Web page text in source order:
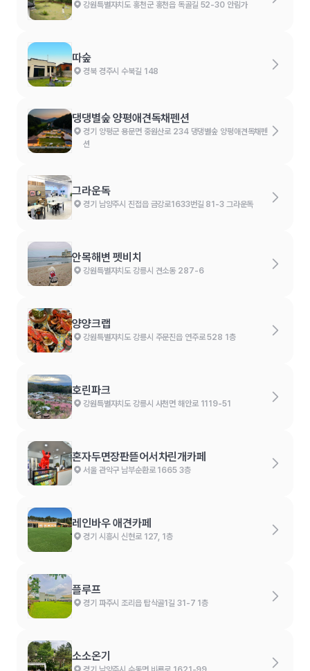
강원특별자치도 홍천군 홍천읍 독골길 52-30 안림가
따숲
경북 경주시 수북길 148
댕댕별숲 양평애견독채펜션
경기 양평군 용문면 중원산로 234 댕댕별숲 양평애견독채펜
션
그라운독
경기 남양주시 진접읍 금강로1633번길 81-3 그라운독
안목해변 펫비치
강원특별자치도 강릉시 견소동 287-6
양양크랩
강원특별자치도 강릉시 주문진읍 연주로 528 1층
호린파크
강원특별자치도 강릉시 사천면 해안로 1119-51
혼자두면장판뜯어서차린개카페
서울 관악구 남부순환로 1665 3층
레인바우 애견카페
경기 시흥시 신현로 127, 1층
플루프
경기 파주시 조리읍 탑삭골1길 31-7 1층
소소온기